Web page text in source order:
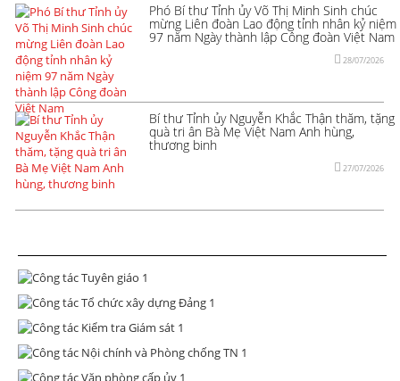
Phó Bí thư Tỉnh ủy Võ Thị Minh Sinh chúc
mừng Liên đoàn Lao động tỉnh nhân kỷ niệm
97 năm Ngày thành lập Công đoàn Việt Nam
28/07/2026
Bí thư Tỉnh ủy Nguyễn Khắc Thận thăm, tặng
quà tri ân Bà Mẹ Việt Nam Anh hùng,
thương binh
27/07/2026